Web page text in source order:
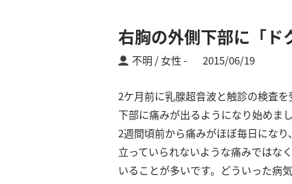
右胸の外側下部に「ド
不明 / 女性 2015/06/19
2ケ月前に乳腺超音波と触診の検査
下部に痛みが出るようになり始めまし
2週間頃前から痛みがほぼ毎日になり
立っていられないような痛みではな
いることが多いです。どういった病